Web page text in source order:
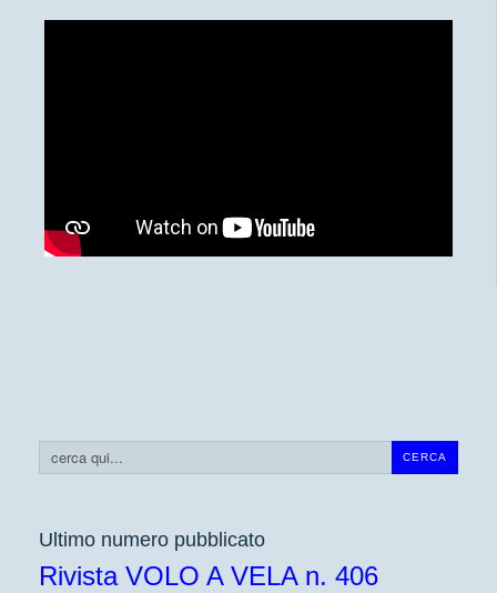
CERCA
Cerca...
Ultimo numero pubblicato
Rivista VOLO A VELA n. 406